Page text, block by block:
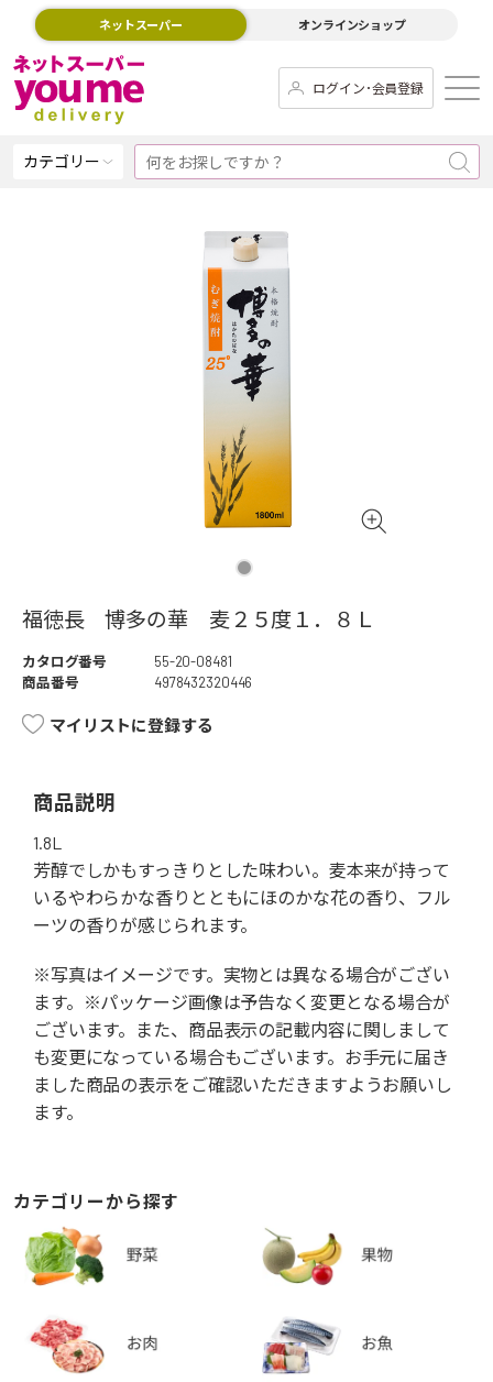
ネットスーパー オンラインショップ
ログイン･会員登録
カテゴリー
福徳長 博多の華 麦２５度１．８Ｌ
カタログ番号
55-20-08481
商品番号
4978432320446
マイリストに登録する
商品説明
1.8L
芳醇でしかもすっきりとした味わい。麦本来が持って
いるやわらかな香りとともにほのかな花の香り、フル
ーツの香りが感じられます。
※写真はイメージです。実物とは異なる場合がござい
ます。※パッケージ画像は予告なく変更となる場合が
ございます。また、商品表示の記載内容に関しまして
も変更になっている場合もございます。お手元に届き
ました商品の表示をご確認いただきますようお願いし
ます。
カテゴリーから探す